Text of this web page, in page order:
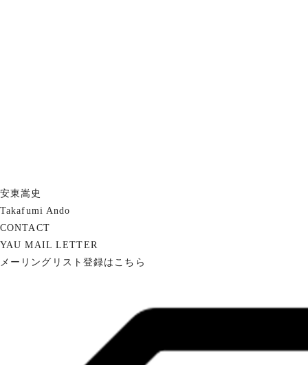
安東嵩史
Takafumi Ando
CONTACT
YAU MAIL LETTER
メーリングリスト登録はこちら